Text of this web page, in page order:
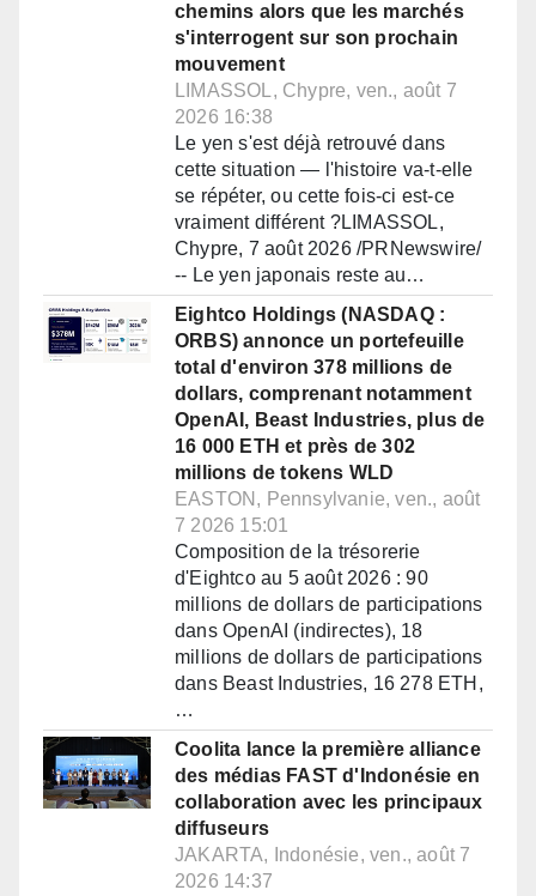
chemins alors que les marchés
s'interrogent sur son prochain
mouvement
LIMASSOL, Chypre, ven., août 7
2026 16:38
Le yen s'est déjà retrouvé dans
cette situation — l'histoire va-t-elle
se répéter, ou cette fois-ci est-ce
vraiment différent ?LIMASSOL,
Chypre, 7 août 2026 /PRNewswire/
-- Le yen japonais reste au…
Eightco Holdings (NASDAQ :
ORBS) annonce un portefeuille
total d'environ 378 millions de
dollars, comprenant notamment
OpenAI, Beast Industries, plus de
16 000 ETH et près de 302
millions de tokens WLD
EASTON, Pennsylvanie, ven., août
7 2026 15:01
Composition de la trésorerie
d'Eightco au 5 août 2026 : 90
millions de dollars de participations
dans OpenAI (indirectes), 18
millions de dollars de participations
dans Beast Industries, 16 278 ETH,
…
Coolita lance la première alliance
des médias FAST d'Indonésie en
collaboration avec les principaux
diffuseurs
JAKARTA, Indonésie, ven., août 7
2026 14:37